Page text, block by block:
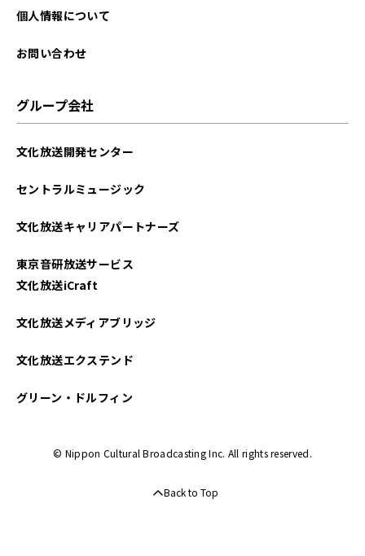
個人情報について
お問い合わせ
グループ会社
文化放送開発センター
セントラルミュージック
文化放送キャリアパートナーズ
東京音研放送サービス
文化放送iCraft
文化放送メディアブリッジ
文化放送エクステンド
グリーン・ドルフィン
© Nippon Cultural Broadcasting Inc. All rights reserved.
Back to Top